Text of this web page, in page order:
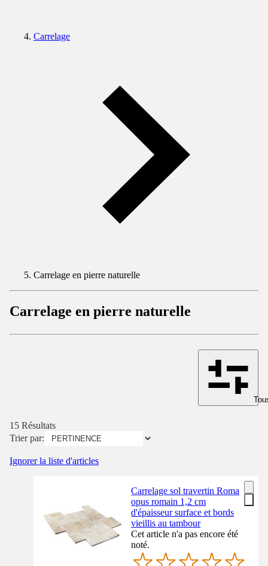
Carrelage
Carrelage en pierre naturelle
Carrelage en pierre naturelle
15 Résultats
Trier par:
Ignorer la liste d'articles
Carrelage sol travertin Roma
opus romain 1,2 cm
d'épaisseur surface et bords
vieillis au tambour
Cet article n'a pas encore été
noté.